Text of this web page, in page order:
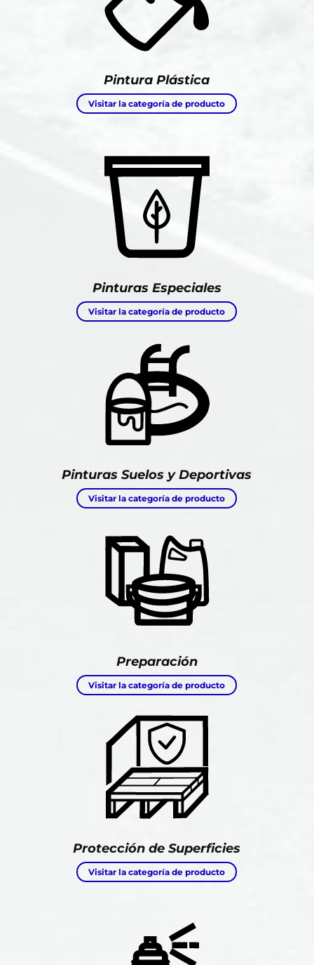
Pintura Plástica
Visitar la categoría de producto
Pinturas Especiales
Visitar la categoría de producto
Pinturas Suelos y Deportivas
Visitar la categoría de producto
Preparación
Visitar la categoría de producto
Protección de Superficies
Visitar la categoría de producto